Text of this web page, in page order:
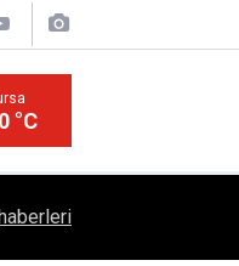
°C
Yeni Trend: Düşük